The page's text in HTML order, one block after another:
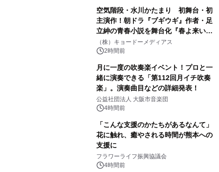
空気階段・水川かたまり 初舞台・初
主演作！朝ドラ『ブギウギ』作者・足
立紳の青春小説を舞台化『春よ来い、
マジで来い』キービジュアル解禁！
（株）キョードーメディアス
2時間前
月に一度の吹奏楽イベント！プロと一
緒に演奏できる「第112回月イチ吹奏
楽」。演奏曲目などの詳細発表！
公益社団法人 大阪市音楽団
4時間前
「こんな支援のかたちがあるなんて」
花に触れ、癒やされる時間が熊本への
支援に
フラワーライフ振興協議会
4時間前